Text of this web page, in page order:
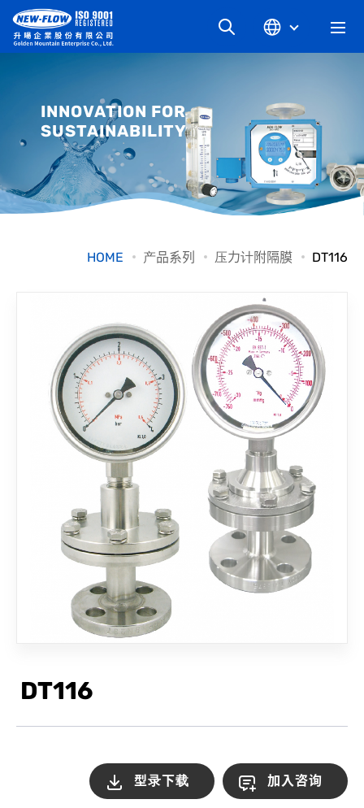
最新消息
知识文章
档案下载
联络我们
INNOVATION FOR
SUSTAINABILITY
HOME 产品系列 压力计附隔膜 DT116
DT116
型录下载 加入咨询